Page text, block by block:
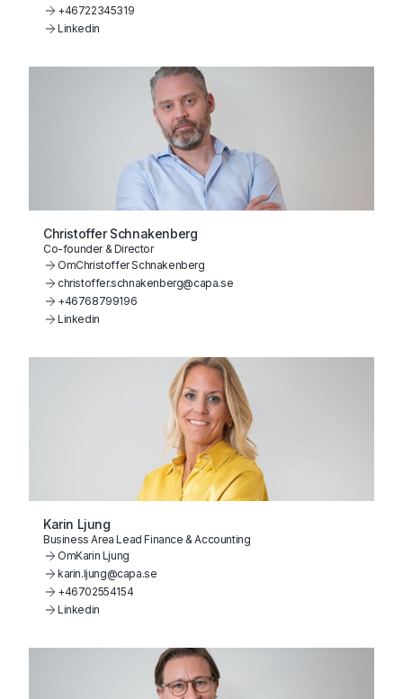
+46722345319
Linkedin
Christoffer Schnakenberg
Co-founder & Director
OmChristoffer Schnakenberg
christoffer.schnakenberg@capa.se
+46768799196
Linkedin
Karin Ljung
Business Area Lead Finance & Accounting
OmKarin Ljung
karin.ljung@capa.se
+46702554154
Linkedin